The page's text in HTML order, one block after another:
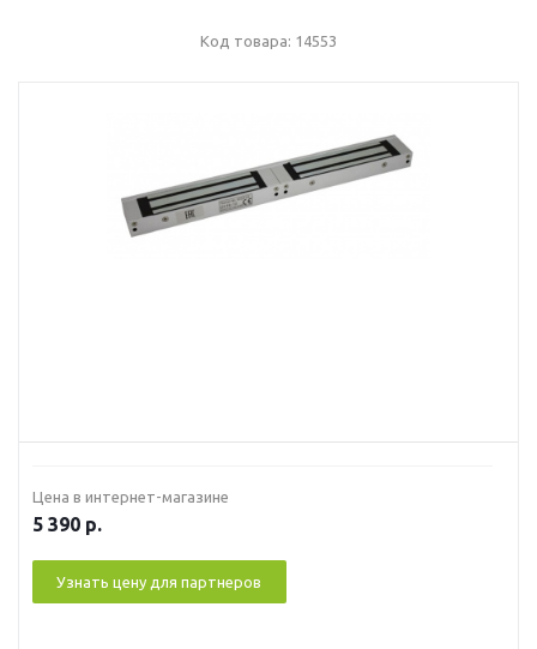
Код товара: 14553
Цена в интернет-магазине
5 390 р.
Узнать цену для партнеров